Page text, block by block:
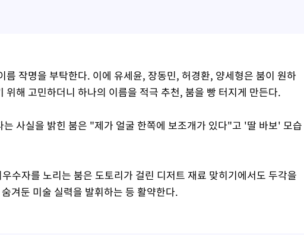
름 작명을 부탁한다. 이에 유세윤, 장동민, 허경환, 양세형은 붐이 원하
위해 고민하더니 하나의 이름을 적극 추천, 붐을 빵 터지게 만든다.
는 사실을 밝힌 붐은 "제가 얼굴 한쪽에 보조개가 있다"고 '딸 바보' 모습
수자를 노리는 붐은 도토리가 걸린 디저트 재료 맞히기에서도 두각을
겨둔 미술 실력을 발휘하는 등 활약한다.